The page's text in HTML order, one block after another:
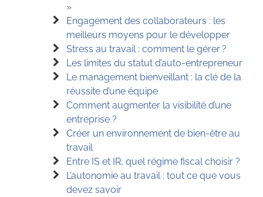
»
Engagement des collaborateurs : les
meilleurs moyens pour le développer
Stress au travail : comment le gérer ?
Les limites du statut d’auto-entrepreneur
Le management bienveillant : la clé de la
réussite d’une équipe
Comment augmenter la visibilité d’une
entreprise ?
Créer un environnement de bien-être au
travail
Entre IS et IR, quel régime fiscal choisir ?
L’autonomie au travail : tout ce que vous
devez savoir